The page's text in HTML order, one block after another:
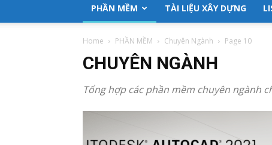
mềm,
tài
đầy
đủ
nhất
PHẦN MỀM TÀI LIỆU XÂY DỰNG
Home PHẦN MỀM Chuyên Ngành Page 10
CHUYÊN NGÀNH
Tổng hợp các phần mềm chuyên ngành